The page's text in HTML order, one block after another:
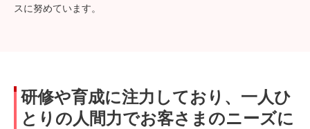
スに努めています。
研修や育成に注力しており、一人ひ
とりの人間力でお客さまのニーズに